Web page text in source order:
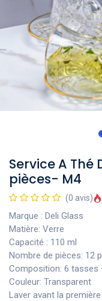
Service A Thé
pièces- M4
(0 avis)
Marque : Deli Glass
Matière: Verre
Capacité : 110 ml
Nombre de pièces: 12
Composition: 6
Couleur: Transparent
Laver avant la